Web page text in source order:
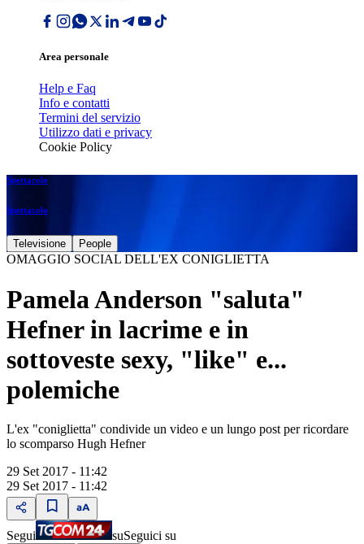
Area personale
Help e Faq
Info e contatti
Termini del servizio
Utilizzo dati e privacy
Cookie Policy
Spettacolo
Spettacolo
Televisione People
OMAGGIO SOCIAL DELL'EX CONIGLIETTA
Pamela Anderson "saluta"
Hefner in lacrime e in
sottoveste sexy, "like" e...
polemiche
L'ex "coniglietta" condivide un video e un lungo post per ricordare
lo scomparso Hugh Hefner
29 Set 2017 - 11:42
29 Set 2017 - 11:42
Segui suSeguici su